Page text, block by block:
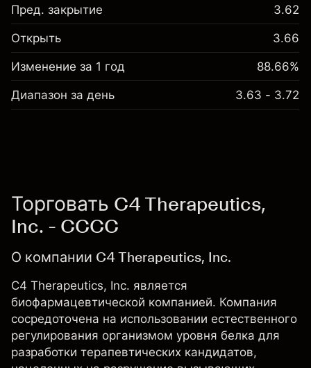
Пред. закрытие 3.62
Открыть 3.66
Изменение за 1 год 88.66%
Диапазон за день 3.63 - 3.72
Торговать C4 Therapeutics,
Inc. - CCCC
О компании C4 Therapeutics, Inc.
C4 Therapeutics, Inc. является
биофармацевтической компанией. Компания
сосредоточена на использовании естественного
регулирования организмом уровня белка для
разработки терапевтических кандидатов,